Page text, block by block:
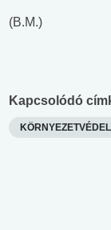
(B.M.)
Kapcsolódó